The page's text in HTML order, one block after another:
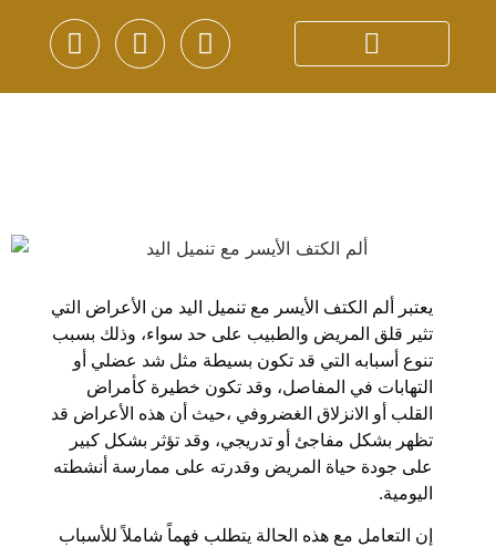
يعتبر ألم الكتف الأيسر مع تنميل اليد من الأعراض التي
تثير قلق المريض والطبيب على حد سواء، وذلك بسبب
تنوع أسبابه التي قد تكون بسيطة مثل شد عضلي أو
التهابات في المفاصل، وقد تكون خطيرة كأمراض
القلب أو الانزلاق الغضروفي ،حيث أن هذه الأعراض قد
تظهر بشكل مفاجئ أو تدريجي، وقد تؤثر بشكل كبير
على جودة حياة المريض وقدرته على ممارسة أنشطته
اليومية.
إن التعامل مع هذه الحالة يتطلب فهماً شاملاً للأسباب